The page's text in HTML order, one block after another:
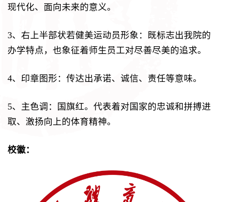
现代化、面向未来的意义。
3、右上半部状若健美运动员形象：既标志出我院的
办学特点，也象征着师生员工对尽善尽美的追求。
4、印章图形：传达出承诺、诚信、责任等意味。
5、主色调：国旗红。代表着对国家的忠诚和拼搏进
取、激扬向上的体育精神。
校徽：